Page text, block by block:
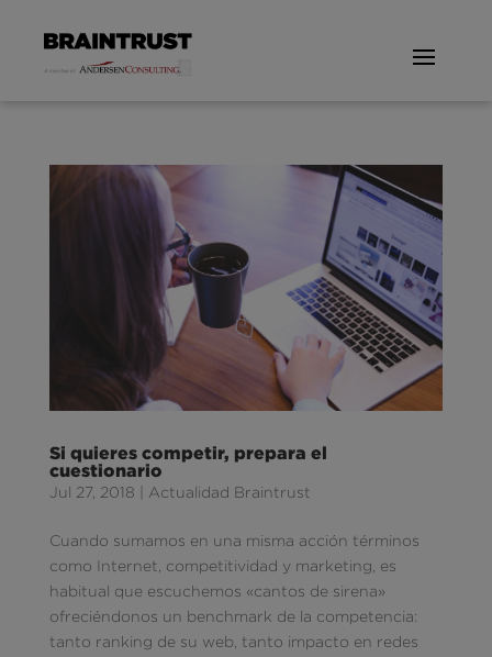
Si quieres competir, prepara el
cuestionario
Jul 27, 2018 Actualidad Braintrust
Cuando sumamos en una misma acción términos
como Internet, competitividad y marketing, es
habitual que escuchemos «cantos de sirena»
ofreciéndonos un benchmark de la competencia:
tanto ranking de su web, tanto impacto en redes